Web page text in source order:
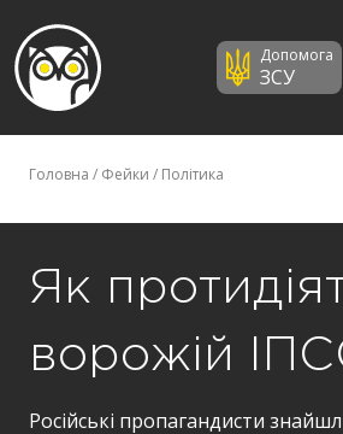
Допомога
ЗСУ
Головна / Фейки / Політика
Як
ворожій
Російські пропагандисти